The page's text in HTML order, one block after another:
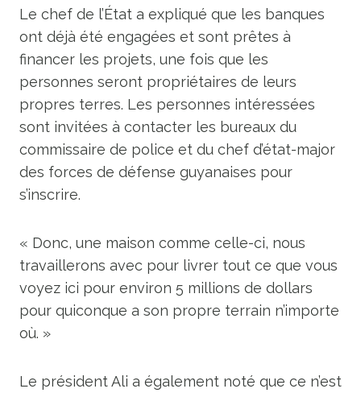
Le chef de l’État a expliqué que les banques
ont déjà été engagées et sont prêtes à
financer les projets, une fois que les
personnes seront propriétaires de leurs
propres terres. Les personnes intéressées
sont invitées à contacter les bureaux du
commissaire de police et du chef d’état-major
des forces de défense guyanaises pour
s’inscrire.
« Donc, une maison comme celle-ci, nous
travaillerons avec pour livrer tout ce que vous
voyez ici pour environ 5 millions de dollars
pour quiconque a son propre terrain n’importe
où. »
Le président Ali a également noté que ce n’est